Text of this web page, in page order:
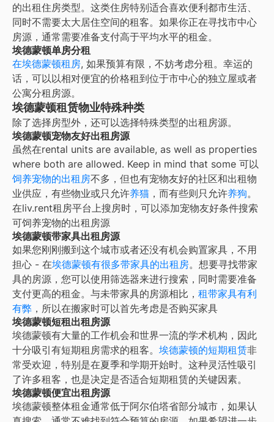
的出租住房类型。这类住房特别适合喜欢便利都市生活、
同时不需要太大居住空间的租客。如果你正在寻找市中心
房源，通常需要准备支付高于平均水平的租金。
埃德蒙顿单房分租
在埃德蒙顿租房, 如果预算有限，不妨考虑分租。幸运的
话，可以以相对便宜的价格租到位于市中心的独立屋或者
公寓分租房源。
埃德蒙顿租赁物业特殊种类
除了选择房型外，还可以选择特殊类型的出租房源。
埃德蒙顿宠物友好出租房源
虽然在rental units are available, as well as properties
where both are allowed. Keep in mind that some 可以
饲养宠物的出租房不多，但也有宠物友好的社区和出租物
业供应，有些物业或只允许养猫 ，而有些则只允许养狗。
在liv.rent租房平台上搜房时，可以添加宠物友好条件搜索
可饲养宠物的出租房源
埃德蒙顿带家具出租房源
如果您刚刚搬到这个城市或者还没有机会购置家具，不用
担心 - 在埃德蒙顿有很多带家具的出租房。想要寻找带家
具的房源，您可以使用筛选器来进行搜索，同时需要准备
支付更高的租金。与未带家具的房源相比， 租带家具有利
有弊 ，所以在搬家时可以首先考虑是否购买家具
埃德蒙顿短租出租房源
埃德蒙顿有大量的工作机会和世界一流的学术机构，因此
十分吸引有短期租房需求的租客。 埃德蒙顿的短期租赁非
常受欢迎，特别是在夏季和学期开始时。这种灵活性吸引
了许多租客，也是决定是否适合短期租赁的关键因素。
埃德蒙顿便宜出租房源
埃德蒙顿整体租金通常低于阿尔伯塔省部分城市，如果认